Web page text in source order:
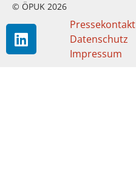
© ÖPUK 2026
Pressekontakt
Datenschutz
Impressum